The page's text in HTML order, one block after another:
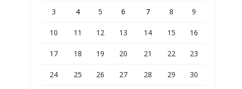
3 4 5 6 7 8 9
10 11 12 13 14 15 16
17 18 19 20 21 22 23
24 25 26 27 28 29 30